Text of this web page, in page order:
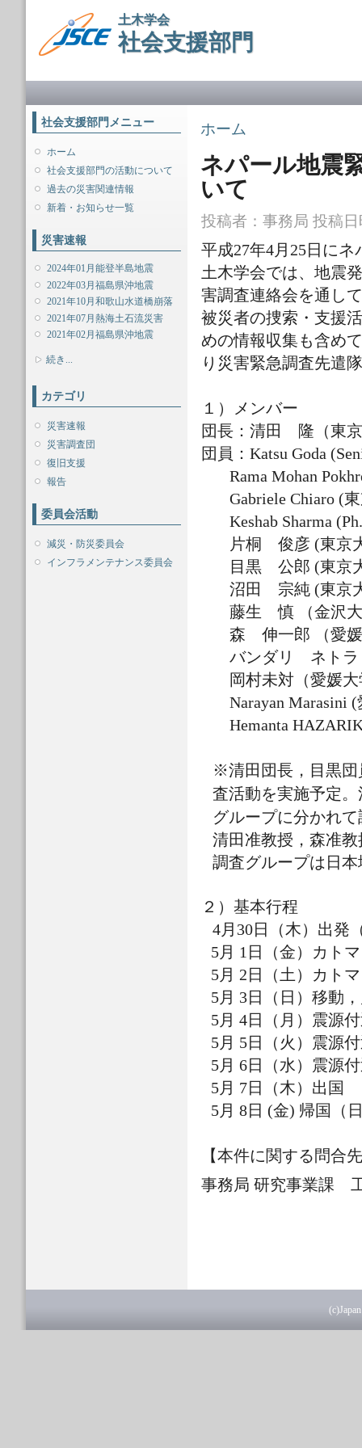
動
土木学会
社会支援部門
社会支援部門メニュー
ホーム
社会支援部門の活動について
過去の災害関連情報
新着・お知らせ一覧
災害速報
2024年01月能登半島地震
2022年03月福島県沖地震
2021年10月和歌山水道橋崩落
2021年07月熱海土石流災害
2021年02月福島県沖地震
表示
続き...
カテゴリ
災害速報
災害調査団
復旧支援
報告
委員会活動
減災・防災委員会
インフラメンテナンス委員会
現在地
ホーム
ネパール地震
いて
投稿者： 事務局 投稿日
平成27年4月25日に
土木学会では、地震
害調査連絡会を通し
被災者の捜索・支援
めの情報収集も含め
り災害緊急調査先遣
１）
メンバー
団長：清田 隆（東
団員：Katsu Goda
Rama Mohan
Gabriele Chiaro (
Keshab Sharma
片桐 俊彦 (東京
目黒 公郎 (東京
沼田 宗純 (東京
藤生 慎 （金沢
森 伸一郎 （愛
バンダリ ネトラ
岡村未対（愛媛
Narayan Marasini
Hemanta
※清田団長，目黒団
査活動を実施予定。
グループに分かれ
清田准教授，森准
調査グループは日
２）基本行程
4月30日（木）出発
5月 1日（金）カト
5月 2日（土）カト
5月 3日（日）移動
5月 4日（月）震源
5月 5日（火）震源
5月 6日（水）震源
5月 7日（木）出国
5月 8日 (金) 帰国（
【本件に関する問合
事務局 研究事業課